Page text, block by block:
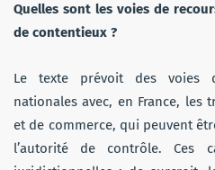
Quelles sont les voies de
de contentieux ?
Le texte prévoit des voies
nationales avec, en France, les
et de commerce, qui peuvent
l’autorité de contrôle. Ces